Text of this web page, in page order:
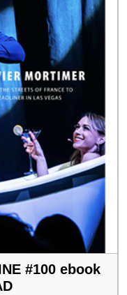
#100 ebook